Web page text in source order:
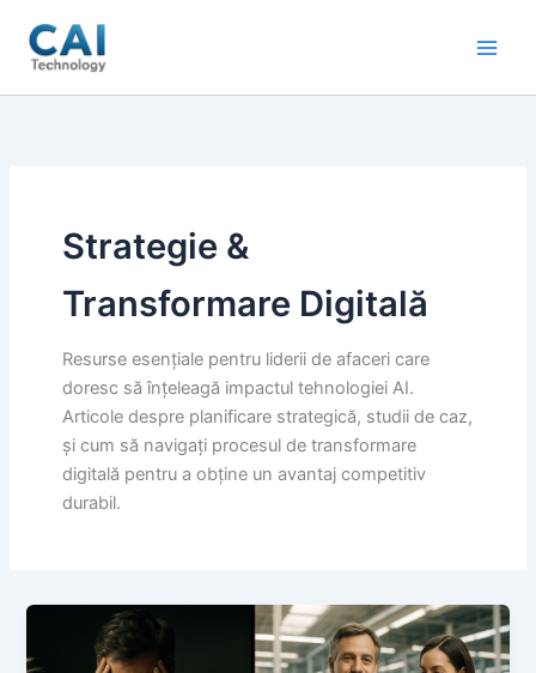
content
Strategie &
Transformare Digitală
Resurse esențiale pentru liderii de afaceri care
doresc să înțeleagă impactul tehnologiei AI.
Articole despre planificare strategică, studii de caz,
și cum să navigați procesul de transformare
digitală pentru a obține un avantaj competitiv
durabil.